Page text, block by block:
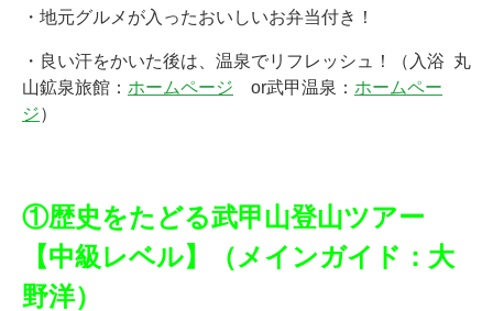
・地元グルメが入ったおいしいお弁当付き！
・良い汗をかいた後は、温泉でリフレッシュ！（入浴 丸
山鉱泉旅館： ホームページ or武甲温泉： ホームペー
ジ）
①歴史をたどる武甲山登山ツアー
【中級レベル】（メインガイド：大
野洋）